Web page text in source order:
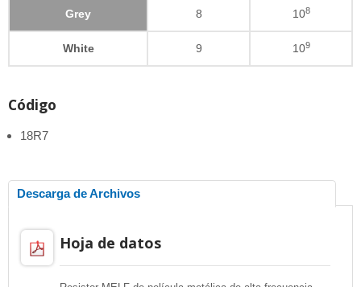
Grey 8 108
White 9 109
Código
18R7
Descarga de Archivos
Hoja de datos